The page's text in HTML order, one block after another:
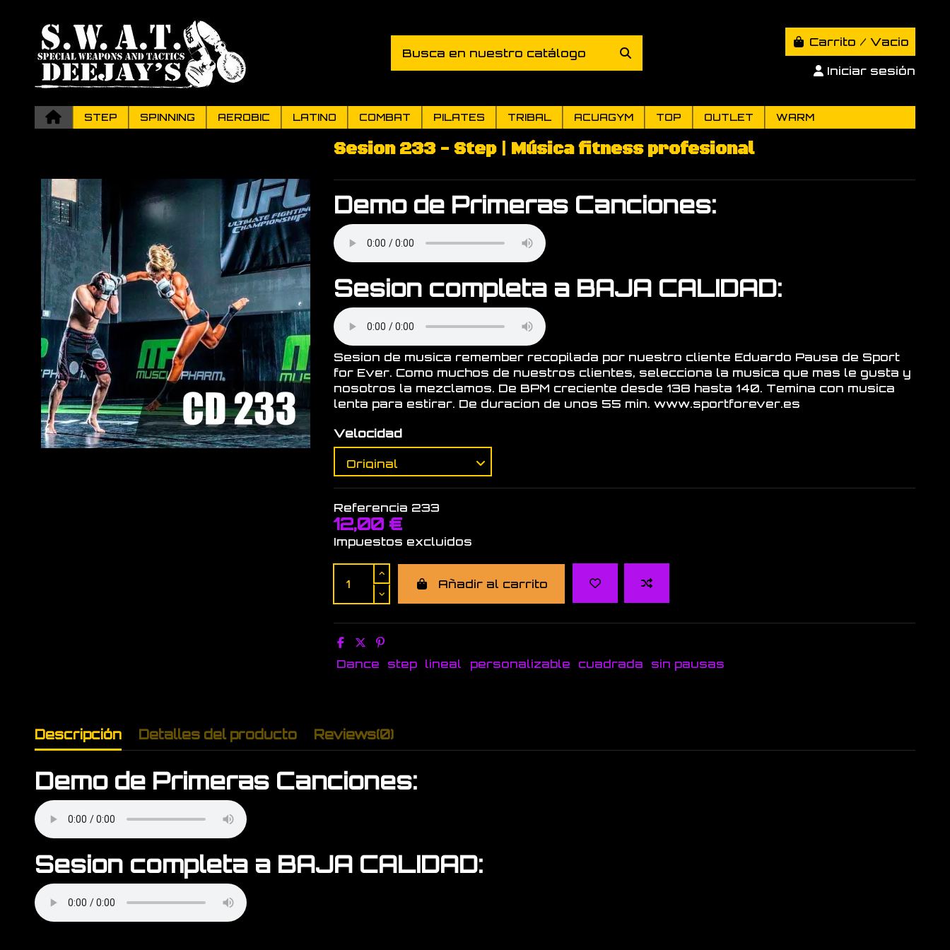
Carrito / Vacio
Iniciar sesión
STEP SPINNING AEROBIC LATINO COMBAT PILATES TRIBAL ACUAGYM TOP OUTLET WARM
Sesion 233 - Step | Música fitness profesional
Demo de Primeras Canciones:
Sesion completa a BAJA CALIDAD:
Sesion de musica remember recopilada por nuestro cliente Eduardo Pausa de Sport
for Ever. Como muchos de nuestros clientes, selecciona la musica que mas le gusta y
nosotros la mezclamos. De BPM creciente desde 138 hasta 140. Temina con musica
lenta para estirar. De duracion de unos 55 min. www.sportforever.es
Velocidad
Referencia 233
12,00 €
Impuestos excluidos
Añadir al carrito
Dance step lineal personalizable cuadrada sin pausas
Descripción Detalles del producto Reviews(0)
Demo de Primeras Canciones:
Sesion completa a BAJA CALIDAD: